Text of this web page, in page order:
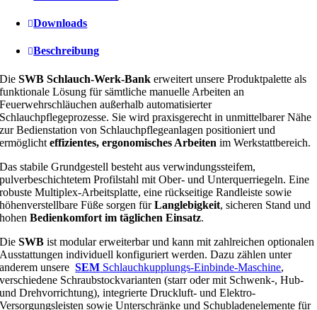
Downloads
Beschreibung
DieSWB Schlauch‑Werk‑Bank erweitert unsere Produktpalette als
funktionale Lösung für sämtliche manuelle Arbeiten an
Feuerwehrschläuchen außerhalb automatisierter
Schlauchpflegeprozesse. Sie wird praxisgerecht in unmittelbarer Nähe
zur Bedienstation von Schlauchpflegeanlagen positioniert und
ermöglichteffizientes, ergonomisches Arbeiten im Werkstattbereich.
Das stabile Grundgestell besteht aus verwindungssteifem,
pulverbeschichtetem Profilstahl mit Ober- und Unterquerriegeln. Eine
robuste Multiplex-Arbeitsplatte, eine rückseitige Randleiste sowie
höhenverstellbare Füße sorgen fürLanglebigkeit, sicheren Stand und
hohenBedienkomfort im täglichen Einsatz.
DieSWB ist modular erweiterbar und kann mit zahlreichen optionalen
Ausstattungen individuell konfiguriert werden. Dazu zählen unter
anderem unsereSEM Schlauchkupplungs-Einbinde-Maschine,
verschiedene Schraubstockvarianten (starr oder mit Schwenk-, Hub-
und Drehvorrichtung), integrierte Druckluft- und Elektro-
Versorgungsleisten sowie Unterschränke und Schubladenelemente für